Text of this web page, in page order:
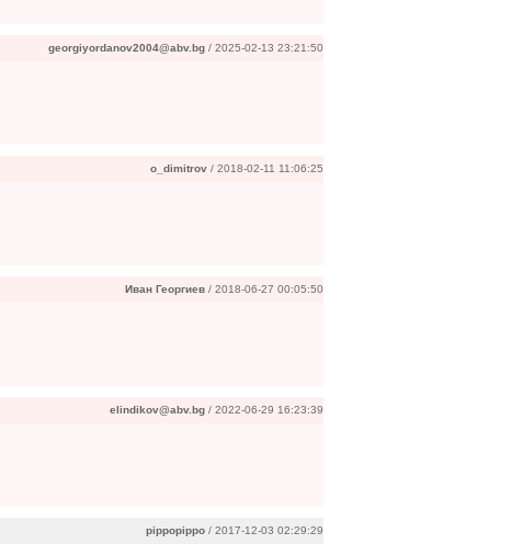
georgiyordanov2004@abv.bg / 2025-02-13 23:21:50
o_dimitrov / 2018-02-11 11:06:25
Иван Георгиев / 2018-06-27 00:05:50
elindikov@abv.bg / 2022-06-29 16:23:39
pippopippo / 2017-12-03 02:29:29